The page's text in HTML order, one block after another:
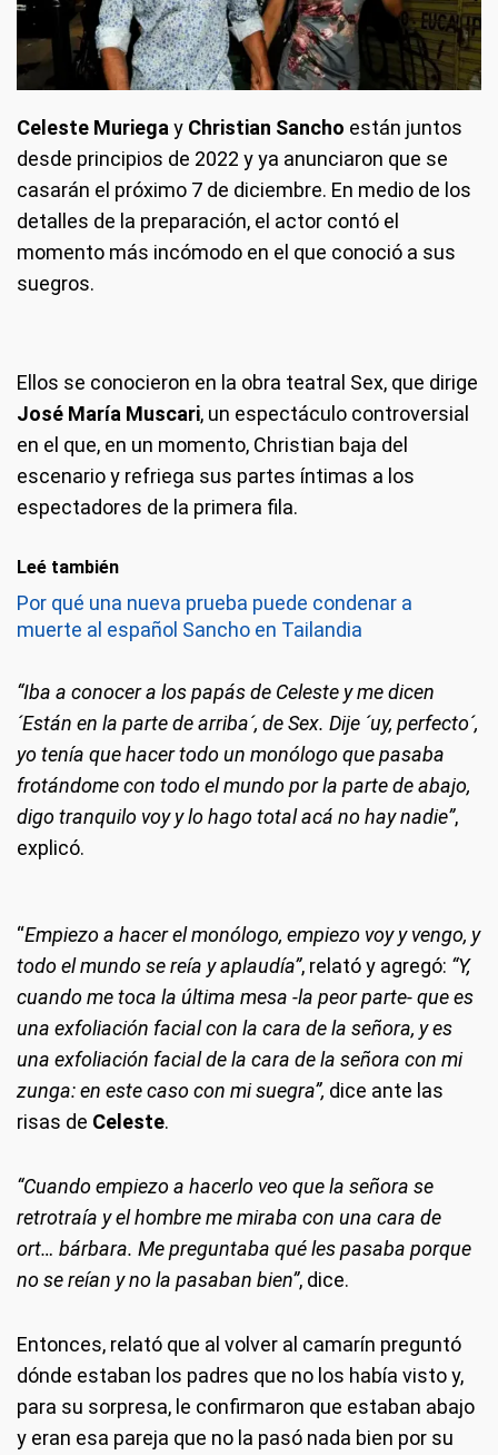
Celeste Muriega y Christian Sancho están juntos
desde principios de 2022 y ya anunciaron que se
casarán el próximo 7 de diciembre. En medio de los
detalles de la preparación, el actor contó el
momento más incómodo en el que conoció a sus
suegros.
Ellos se conocieron en la obra teatral Sex, que dirige
José María Muscari, un espectáculo controversial
en el que, en un momento, Christian baja del
escenario y refriega sus partes íntimas a los
espectadores de la primera fila.
Leé también
Por qué una nueva prueba puede condenar a
muerte al español Sancho en Tailandia
“Iba a conocer a los papás de Celeste y me dicen
´Están en la parte de arriba´, de Sex. Dije ´uy, perfecto´,
yo tenía que hacer todo un monólogo que pasaba
frotándome con todo el mundo por la parte de abajo,
digo tranquilo voy y lo hago total acá no hay nadie”,
explicó.
“Empiezo a hacer el monólogo, empiezo voy y vengo, y
todo el mundo se reía y aplaudía”, relató y agregó: “Y,
cuando me toca la última mesa -la peor parte- que es
una exfoliación facial con la cara de la señora, y es
una exfoliación facial de la cara de la señora con mi
zunga: en este caso con mi suegra”, dice ante las
risas de Celeste.
“Cuando empiezo a hacerlo veo que la señora se
retrotraía y el hombre me miraba con una cara de
ort… bárbara. Me preguntaba qué les pasaba porque
no se reían y no la pasaban bien”, dice.
Entonces, relató que al volver al camarín preguntó
dónde estaban los padres que no los había visto y,
para su sorpresa, le confirmaron que estaban abajo
y eran esa pareja que no la pasó nada bien por su